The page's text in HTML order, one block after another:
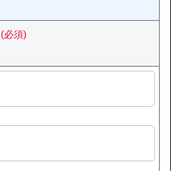
(必須)